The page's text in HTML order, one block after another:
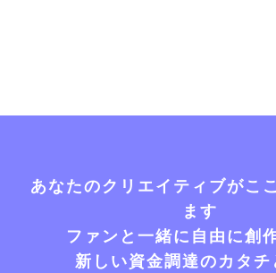
あなたのクリエイティブがこ
ます
ファンと一緒に自由に創
新しい資金調達のカタチ